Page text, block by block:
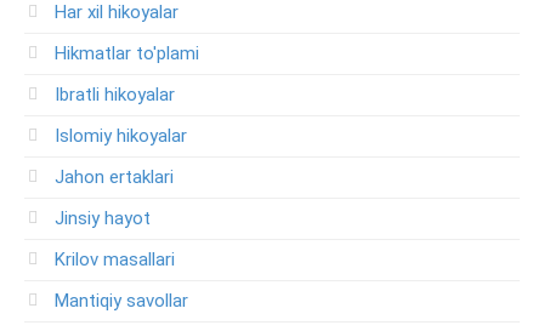
Har xil hikoyalar
Hikmatlar to'plami
Ibratli hikoyalar
Islomiy hikoyalar
Jahon ertaklari
Jinsiy hayot
Krilov masallari
Mantiqiy savollar